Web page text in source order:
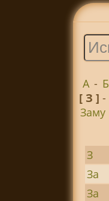
А - Б
[ З ]-
Заму
З
За
За